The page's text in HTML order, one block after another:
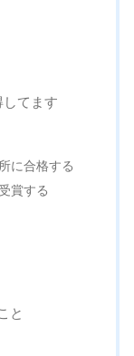
てます
に合格する
賞する
と